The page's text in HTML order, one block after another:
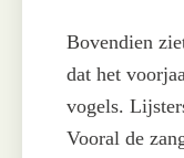
Bovendien
dat het
vogels.
Vooral de